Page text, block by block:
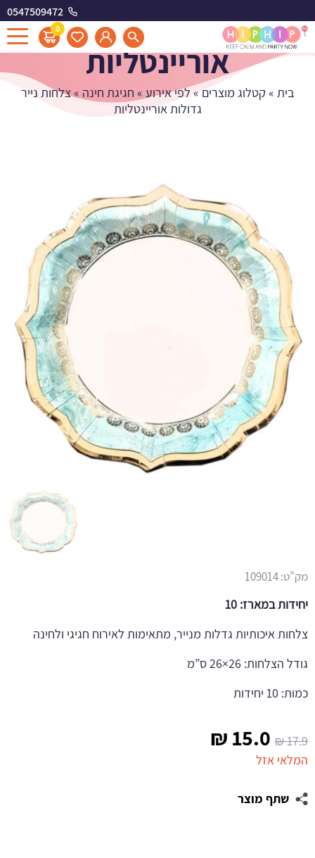
0547509472
0
צלחות נייר גדולות
אוריינטליות
בית » קטלוג מוצרים » לפי אירוע » חגיגת חינה »צלחות נייר
גדולות אוריינטליות
17.9
₪ המחיר
המקורי
היה:
15.0
₪
המלאי אזל
שתף מוצר
מק"ט:109014
יחידות במארז: 10
צלחות איכותיות גדלות מנייר, מתאימות לאירוח חגיגי ולחינה
גודל הצלחות: 26×26 ס”מ
כמות: 10 יחידות